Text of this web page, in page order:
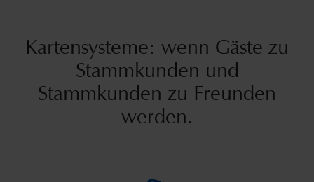
Kartensysteme: wenn Gäste zu
Stammkunden und
Stammkunden zu Freunden
werden.